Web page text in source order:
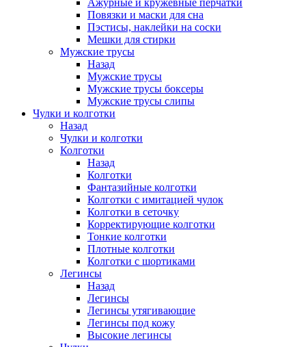
Ажурные и кружевные перчатки
Повязки и маски для сна
Пэстисы, наклейки на соски
Мешки для стирки
Мужские трусы
Назад
Мужские трусы
Мужские трусы боксеры
Мужские трусы слипы
Чулки и колготки
Назад
Чулки и колготки
Колготки
Назад
Колготки
Фантазийные колготки
Колготки с имитацией чулок
Колготки в сеточку
Корректирующие колготки
Тонкие колготки
Плотные колготки
Колготки с шортиками
Легинсы
Назад
Легинсы
Легинсы утягивающие
Легинсы под кожу
Высокие легинсы